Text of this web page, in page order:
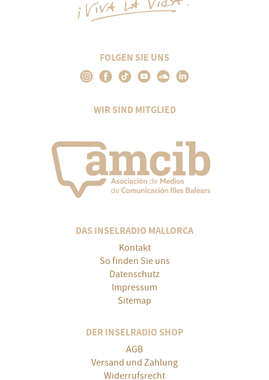
FOLGEN SIE UNS
WIR SIND MITGLIED
DAS INSELRADIO MALLORCA
Kontakt
So finden Sie uns
Datenschutz
Impressum
Sitemap
DER INSELRADIO SHOP
AGB
Versand und Zahlung
Widerrufsrecht